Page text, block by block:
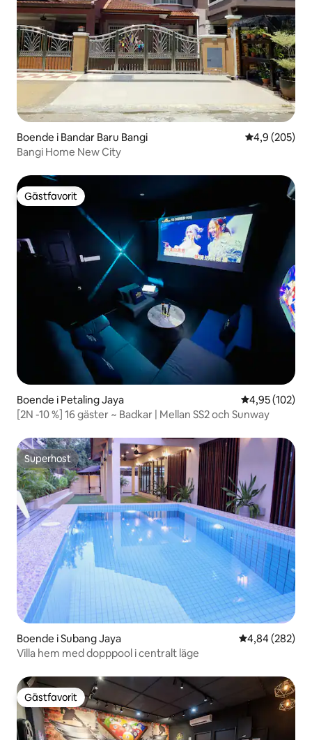
Boende i Bandar Baru Bangi 4,9 av 5 i
4,9 (205)
Bangi Home New City
Gästfavorit
Gästfavorit
Boende i Petaling Jaya 4,95 av 5 i
4,95 (102)
[2N -10 %] 16 gäster ~ Badkar | Mellan SS2 och Sunway
Superhost
Superhost
Boende i Subang Jaya 4,84 av 5 i
4,84 (282)
Villa hem med dopppool i centralt läge
Gästfavorit
Gästfavorit